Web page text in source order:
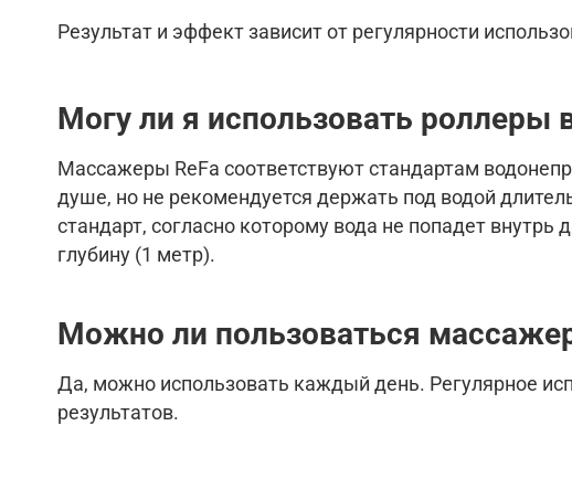
Результат и эффект зависит от регулярности
Могу ли я использовать роллеры
Массажеры ReFa соответствуют стандартам
душе, но не рекомендуется держать под водой
стандарт, согласно которому вода не попадет
глубину (1 метр).
Можно ли пользоваться
Да, можно использовать каждый день. Регулярное
результатов.